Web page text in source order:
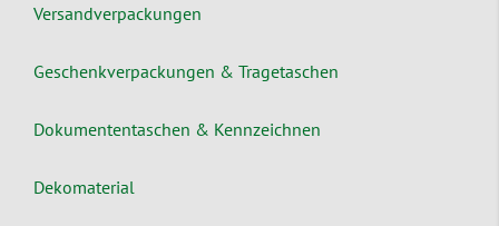
Versandverpackungen
Geschenkverpackungen & Tragetaschen
Dokumententaschen & Kennzeichnen
Dekomaterial